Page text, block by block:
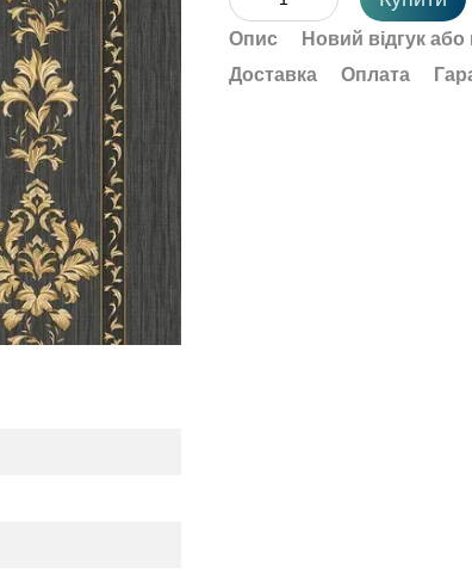
Опис
Новий відгук
Доставка
Оплата